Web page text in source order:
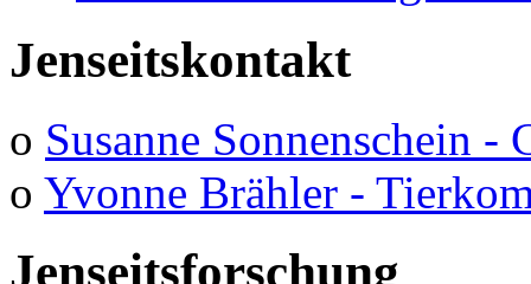
Jenseitskontakt
o Susanne Sonnenschein -
o Yvonne Brähler -
Jenseitsforschung